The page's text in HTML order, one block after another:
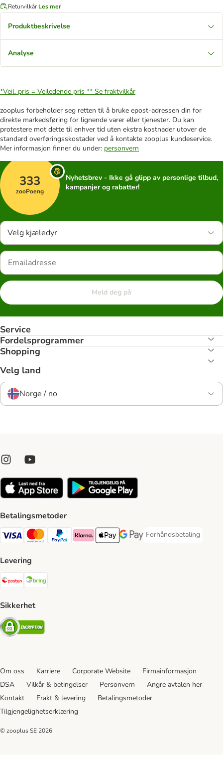
Returvilkår Les mer
Produktbeskrivelse
Analyse
*Veil. pris = Veiledende pris ** Se fraktvilkår
zooplus forbeholder seg retten til å bruke epost-adressen din for
direkte markedsføring for lignende varer eller tjenester. Du kan
protestere mot dette til enhver tid uten ekstra kostnader utover de
standard overføringsskostader ved å kontakte zooplus kundeservice.
Mer informasjon finner du under: personvern
333
zooPoeng
Nyhetsbrev - Ikke gå glipp av personlige tilbud,
kampanjer og rabatter!
Velg kjæledyr
Meld deg på
Service
Fordelsprogrammer
Shopping
Velg land
Norge / no
Betalingsmetoder
Visa Payment Method
Mastercard Payment Method
PayPal Payment Method
Klarna Payment Method
Apple Pay Payment Method
Google Pay Payment Method
Forhåndsbetaling
Forhåndsbetaling
Levering
Posten Shipping Method
Sikkerhet
Security
Om oss Karriere Corporate Website
Firmainformasjon
DSA
Vilkår & betingelser Personvern
Angre avtalen her
Kontakt
Frakt & levering
Betalingsmetoder
Tilgjengelighetserklæring
© zooplus SE 2026